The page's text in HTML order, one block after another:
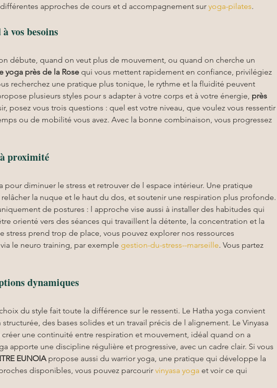
approches de cours et d accompagnement sur yoga-pilates.
vos besoins
débute, quand on veut plus de mouvement, ou quand on cherche un
yoga près de la Rose qui vous mettent rapidement en confiance, privilégiez
recherchez une pratique plus tonique, le rythme et la fluidité peuvent
plusieurs styles pour s adapter à votre corps et à votre énergie, près
posez vous trois questions : quel est votre niveau, que voulez vous ressentir
ou de mobilité vous avez. Avec la bonne combinaison, vous progressez
proximité
pour diminuer le stress et retrouver de l espace intérieur. Une pratique
la nuque et le haut du dos, et soutenir une respiration plus profonde.
de postures : l approche vise aussi à installer des habitudes qui
orienté vers des séances qui travaillent la détente, la concentration et la
stress prend trop de place, vous pouvez explorer nos ressources
le neuro training, par exemple gestion-du-stress--marseille. Vous partez
dynamiques
du style fait toute la différence sur le ressenti. Le Hatha yoga convient
des bases solides et un travail précis de l alignement. Le Vinyasa
une continuité entre respiration et mouvement, idéal quand on a
apporte une discipline régulière et progressive, avec un cadre clair. Si vous
EUNOIA propose aussi du warrior yoga, une pratique qui développe la
disponibles, vous pouvez parcourir vinyasa yoga et voir ce qui